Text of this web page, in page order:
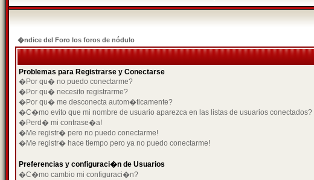
�ndice del Foro los foros de nódulo
Problemas para Registrarse y Conectarse
�Por qu� no puedo conectarme?
�Por qu� necesito registrarme?
�Por qu� me desconecta autom�ticamente?
�C�mo evito que mi nombre de usuario aparezca en las listas de usuarios conectados?
�Perd� mi contrase�a!
�Me registr� pero no puedo conectarme!
�Me registr� hace tiempo pero ya no puedo conectarme!
Preferencias y configuraci�n de Usuarios
�C�mo cambio mi configuraci�n?